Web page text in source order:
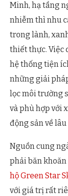
Minh, hạ tầng
nhiễm thì nhu
trong lành,
thiết thực. Việc
hệ thống tiện
những giải
lọc môi trường
và phù hợp với
động sản về lâu
Nguồn cung
phải băn
hộ Green Star
với giá trị rất